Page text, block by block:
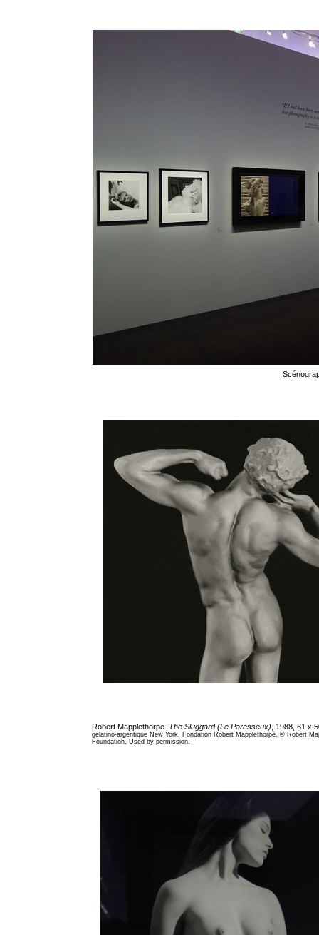
Robert Mapplethorpe. The Sluggard (Le Paresseux) , 1988, 61 x
gelatino-argentique New York, Fondation Robert Mapplethorpe. © Robert
Foundation. Used by permission.